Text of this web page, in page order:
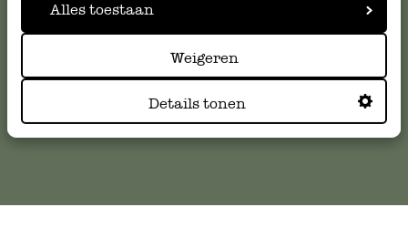
Alles toestaan
Weigeren
Details tonen
klantenservice@dille-kamille.com
Online Klantenservice